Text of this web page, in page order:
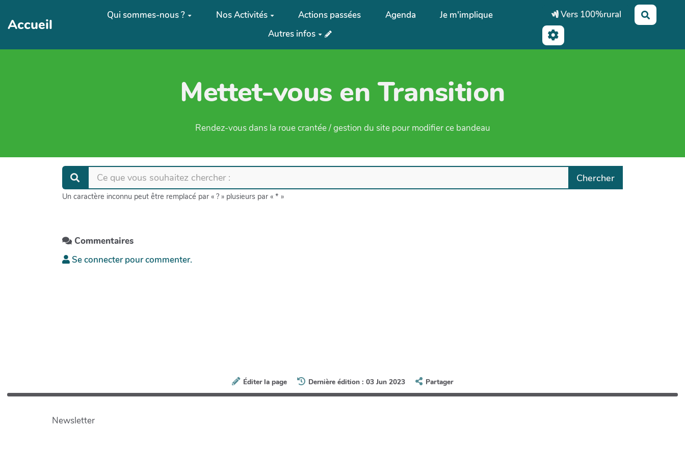
Aller au contenu principal
Accueil
Qui sommes-nous ? Nos Activités Actions passées Agenda
Je m'implique
Autres infos
Vers 100%rural
Mettet-vous en Transition
Rendez-vous dans la roue crantée / gestion du site pour modifier ce bandeau
Un caractère inconnu peut être remplacé par « ? » plusieurs par « * »
Commentaires
Se connecter pour commenter.
Éditer la page Dernière édition : 03 Jun 2023 Partager
Newsletter